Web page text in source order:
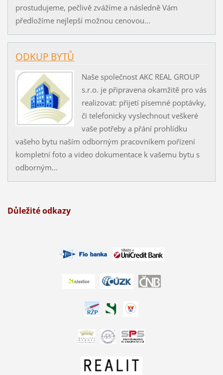
prostudujeme, pečlivě zvážíme a následně Vám
předložíme nejlepší možnou cenovou...
ODKUP BYTŮ
Naše společnost AKC REAL GROUP
s.r.o. je připravena okamžitě pro vás
realizovat: přijetí písemné poptávky,
či telefonicky vyslechnout veškeré
vaše potřeby a přání prohlídku
vašeho bytu naším odborným pracovníkem pořízení
kompletní foto a video dokumentace k vašemu bytu s
odborným...
Důležité odkazy